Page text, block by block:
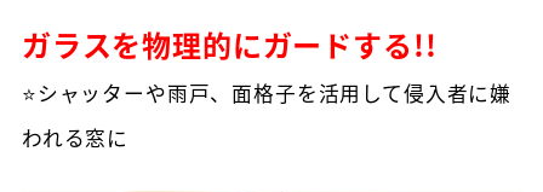
ガラスを物理的にガードする!!
⭐シャッターや雨戸、面格子を活用して侵入者に嫌
われる窓に